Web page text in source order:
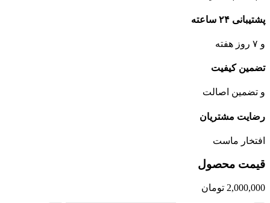
پشتیبانی ۲۴ ساعته
و ۷ روز هفته
تضمین کیفیت
و تضمین اصالت
رضایت مشتریان
افتخار ماست
قیمت محصول
2,000,000 تومان